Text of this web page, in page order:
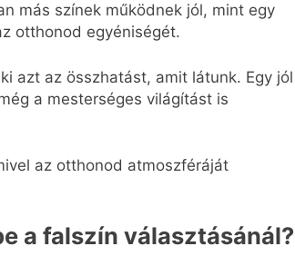
más színek működnek jól, mint egy
otthonod egyéniségét.
azt az összhatást, amit látunk. Egy jól
a mesterséges világítást is
az otthonod atmoszféráját
a falszín választásánál?